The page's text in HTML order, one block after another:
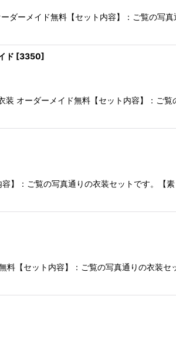
ダーメイド無料【セット内容】：ご覧の写真
ド [3350]
オーダーメイド無料【セット内容】：ご
容】：ご覧の写真通りの衣装セットです。
料【セット内容】：ご覧の写真通りの衣